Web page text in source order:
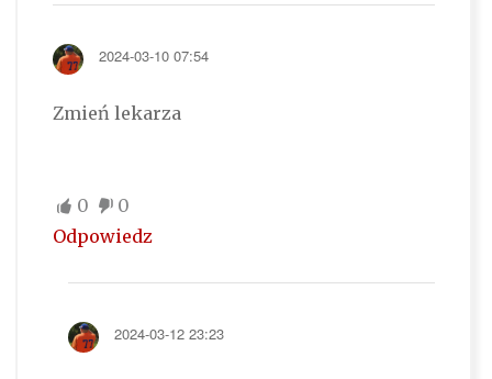
2024-03-10 07:54
Zmień lekarza
0
0
Odpowiedz
2024-03-12 23:23